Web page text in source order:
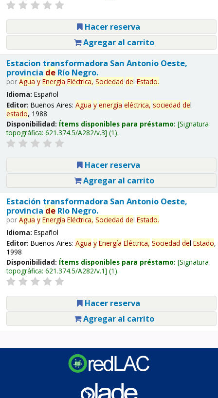
Hacer reserva
Agregar al carrito
Estacion transformadora San Antonio Oeste,
provincia deRío Negro.
por Agua y Energía Eléctrica, Sociedad del Estado.
Idioma: Español
Editor: Buenos Aires: Agua y energía eléctrica, sociedad del
estado, 1988
Disponibilidad: Ítems disponibles para préstamo: Signatura
topográfica: 621.374.5/A282/v.3 (1).
Hacer reserva
Agregar al carrito
Estación transformadora San Antonio Oeste,
provincia deRío Negro.
por Agua y Energía Eléctrica, Sociedad del Estado.
Idioma: Español
Editor: Buenos Aires: Agua y Energía Eléctrica, Sociedad del Estado,
1998
Disponibilidad: Ítems disponibles para préstamo: Signatura
topográfica: 621.374.5/A282/v.1 (1).
Hacer reserva
Agregar al carrito